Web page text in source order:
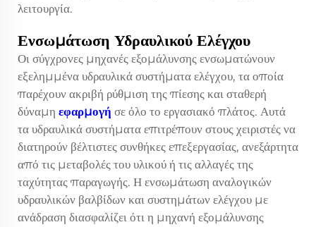
λειτουργία.
Ενσωμάτωση Υδραυλικού Ελέγχου
Οι σύγχρονες μηχανές εξομάλυνσης ενσωματώνουν
εξελημμένα υδραυλικά συστήματα ελέγχου, τα οποία
παρέχουν ακριβή ρύθμιση της πίεσης και σταθερή
δύναμη εφαρμογή σε όλο το εργασιακό πλάτος. Αυτά
τα υδραυλικά συστήματα επιτρέπουν στους χειριστές να
διατηρούν βέλτιστες συνθήκες επεξεργασίας, ανεξάρτητα
από τις μεταβολές του υλικού ή τις αλλαγές της
ταχύτητας παραγωγής. Η ενσωμάτωση αναλογικών
υδραυλικών βαλβίδων και συστημάτων ελέγχου με
ανάδραση διασφαλίζει ότι η μηχανή εξομάλυνσης